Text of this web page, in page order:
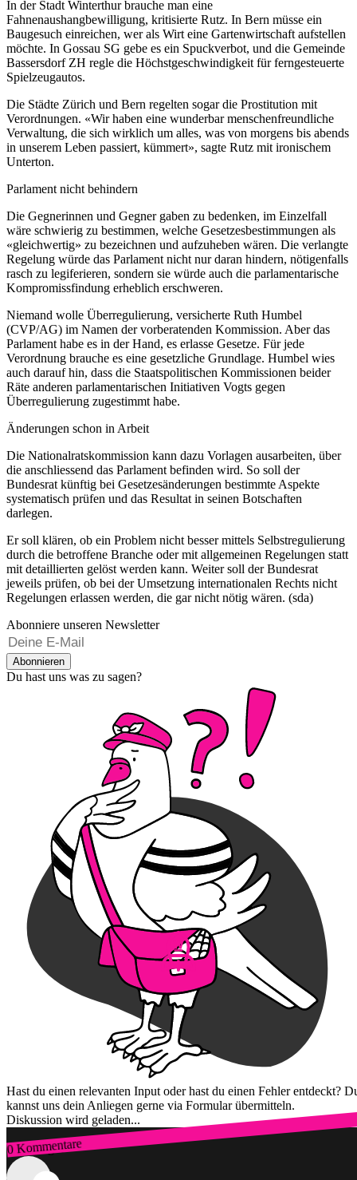
In der Stadt Winterthur brauche man eine
Fahnenaushangbewilligung, kritisierte Rutz. In Bern müsse ein
Baugesuch einreichen, wer als Wirt eine Gartenwirtschaft aufstellen
möchte. In Gossau SG gebe es ein Spuckverbot, und die Gemeinde
Bassersdorf ZH regle die Höchstgeschwindigkeit für ferngesteuerte
Spielzeugautos.
Die Städte Zürich und Bern regelten sogar die Prostitution mit
Verordnungen. «Wir haben eine wunderbar menschenfreundliche
Verwaltung, die sich wirklich um alles, was von morgens bis abends
in unserem Leben passiert, kümmert», sagte Rutz mit ironischem
Unterton.
Parlament nicht behindern
Die Gegnerinnen und Gegner gaben zu bedenken, im Einzelfall
wäre schwierig zu bestimmen, welche Gesetzesbestimmungen als
«gleichwertig» zu bezeichnen und aufzuheben wären. Die verlangte
Regelung würde das Parlament nicht nur daran hindern, nötigenfalls
rasch zu legiferieren, sondern sie würde auch die parlamentarische
Kompromissfindung erheblich erschweren.
Niemand wolle Überregulierung, versicherte Ruth Humbel
(CVP/AG) im Namen der vorberatenden Kommission. Aber das
Parlament habe es in der Hand, es erlasse Gesetze. Für jede
Verordnung brauche es eine gesetzliche Grundlage. Humbel wies
auch darauf hin, dass die Staatspolitischen Kommissionen beider
Räte anderen parlamentarischen Initiativen Vogts gegen
Überregulierung zugestimmt habe.
Änderungen schon in Arbeit
Die Nationalratskommission kann dazu Vorlagen ausarbeiten, über
die anschliessend das Parlament befinden wird. So soll der
Bundesrat künftig bei Gesetzesänderungen bestimmte Aspekte
systematisch prüfen und das Resultat in seinen Botschaften
darlegen.
Er soll klären, ob ein Problem nicht besser mittels Selbstregulierung
durch die betroffene Branche oder mit allgemeinen Regelungen statt
mit detaillierten gelöst werden kann. Weiter soll der Bundesrat
jeweils prüfen, ob bei der Umsetzung internationalen Rechts nicht
Regelungen erlassen werden, die gar nicht nötig wären. (sda)
Abonniere unseren Newsletter
Abonnieren
Du hast uns was zu sagen?
Hast du einen relevanten Input oder hast du einen Fehler entdeckt?
kannst uns dein Anliegen gerne via Formular übermitteln.
Diskussion wird geladen...
0 Kommentare
Zum Login